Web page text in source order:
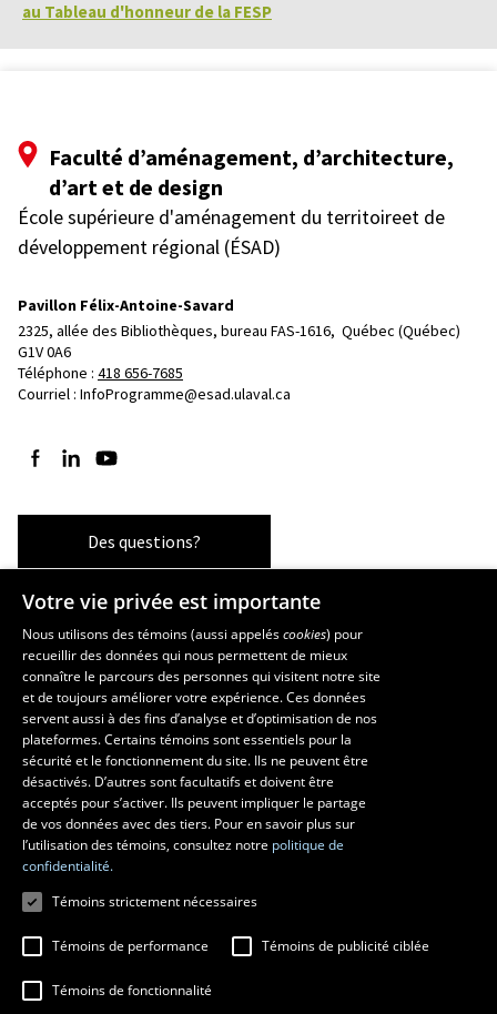
au Tableau d'honneur de la FESP
Faculté d’aménagement, d’architecture,
d’art et de design
École supérieure d'aménagement du territoireet de
développement régional (ÉSAD)
Pavillon Félix-Antoine-Savard
2325, allée des Bibliothèques, bureau FAS-1616, Québec (Québec)
G1V 0A6
Téléphone : 418 656-7685
Courriel : InfoProgramme@esad.ulaval.ca
Suivez-nous sur Facebook
Suivez-nous sur LinkedIn
Suivez-nous sur YouTube
Des questions?
Les écoles et la recherche
École supérieure d’aménagement du territoire et de développement
régional
École d’architecture
École d’art
École de design
Centre de recherche en aménagement et développement
Votre vie privée est importante
Nous utilisons des témoins (aussi appeléscookies) pour
recueillir des données qui nous permettent de mieux
connaître le parcours des personnes qui visitent notre site
et de toujours améliorer votre expérience. Ces données
servent aussi à des fins d’analyse et d’optimisation de nos
plateformes. Certains témoins sont essentiels pour la
sécurité et le fonctionnement du site. Ils ne peuvent être
désactivés. D’autres sont facultatifs et doivent être
acceptés pour s’activer. Ils peuvent impliquer le partage
de vos données avec des tiers. Pour en savoir plus sur
l’utilisation des témoins, consultez notre politique de
confidentialité.
Témoins strictement nécessaires
Témoins de performance Témoins de publicité ciblée
Témoins de fonctionnalité